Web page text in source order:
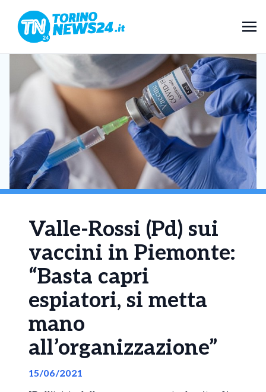
Valle-Rossi (Pd) sui
vaccini in Piemonte:
“Basta capri
espiatori, si metta
mano
all’organizzazione”
15/06/2021